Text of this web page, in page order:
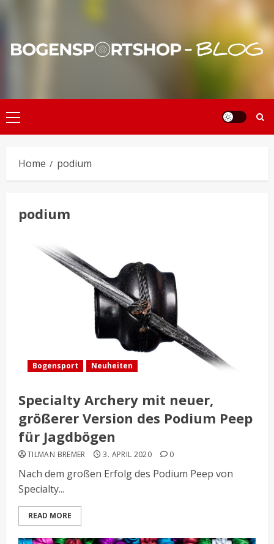
Primary
Menu
Home podium
podium
Bogensport Neuheiten
Specialty Archery mit neuer,
größerer Version des Podium Peep
für Jagdbögen
TILMAN BREMER 3. APRIL 2020 0
Nach dem großen Erfolg des Podium Peep von
Specialty...
READ MORE